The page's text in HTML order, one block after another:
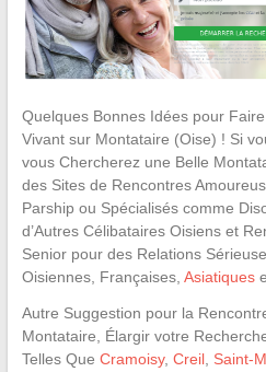
Quelques Bonnes Idées pour
Vivant sur Montataire (Oise) ! Si
vous Chercherez une Belle
des Sites de Rencontres
Parship ou Spécialisés comme
d’Autres Célibataires Oisiens et
Senior pour des Relations
Oisiennes, Françaises, Asiatiques
Autre Suggestion pour la
Montataire, Élargir votre
Telles Que Cramoisy, Creil, Saint-